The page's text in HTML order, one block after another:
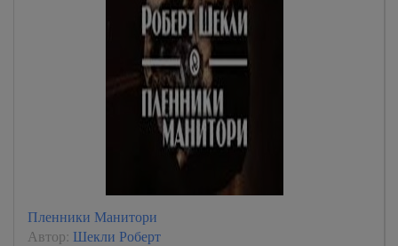
Пленники Манитори
Автор: Шекли Роберт